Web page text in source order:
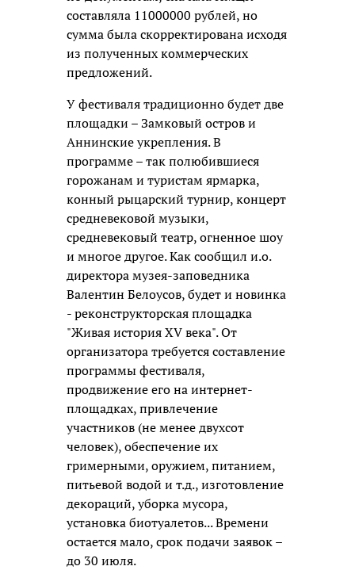
составляла 11000000 рублей, но
сумма была скорректирована исходя
из полученных коммерческих
предложений.
У фестиваля традиционно будет две
площадки – Замковый остров и
Аннинские укрепления. В
программе – так полюбившиеся
горожанам и туристам ярмарка,
конный рыцарский турнир, концерт
средневековой музыки,
средневековый театр, огненное шоу
и многое другое. Как сообщил и.о.
директора музея-заповедника
Валентин Белоусов, будет и новинка
- реконструкторская площадка
"Живая история XV века". От
организатора требуется составление
программы фестиваля,
продвижение его на интернет-
площадках, привлечение
участников (не менее двухсот
человек), обеспечение их
гримерными, оружием, питанием,
питьевой водой и т.д., изготовление
декораций, уборка мусора,
установка биотуалетов... Времени
остается мало, срок подачи заявок –
до 30 июля.